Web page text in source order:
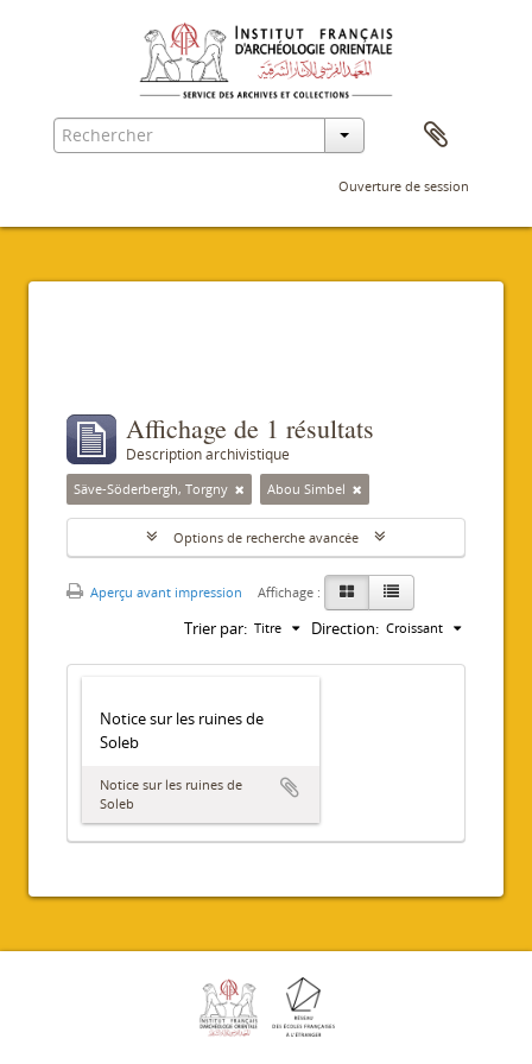
Ouverture de session
Affichage de 1 résultats
Description archivistique
Säve-Söderbergh, Torgny Abou Simbel
Options de recherche avancée
Aperçu avant impression Affichage :
Trier par: Titre Direction: Croissant
Notice sur les ruines de
Soleb
Notice sur les ruines de
Soleb